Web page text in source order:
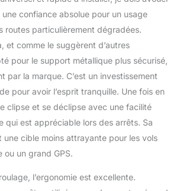
Grâce à sa résistance
aux éclaboussures et
aux chocs certifiée IP67,
il résiste à toutes les
agressions et vous
accompagne sur toutes
les randonnées. La pluie,
la saleté, les routes
cahoteuses – pas de
problème pour le Moto II
Design élégant et
polyvalent : peu importe
ce que vous conduisez,
vélo de sport ou un vélo
une confiance absolue pour un usage
routes particulièrement dégradées.
et comme le suggèrent d’autres
pour le support métallique plus sécurisé,
par la marque. C’est un investissement
pour avoir l’esprit tranquille. Une fois en
clipse et se déclipse avec une facilité
qui est appréciable lors des arrêts. Sa
une cible moins attrayante pour les vols
ou un grand GPS.
l’ergonomie est excellente.